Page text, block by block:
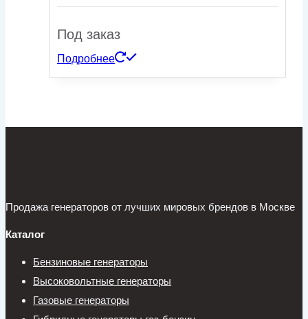
Под заказ
Подробнее
Продажа генераторов от лучших мировых брендов в Москве
Каталог
Бензиновые генераторы
Высоковольтные генераторы
Газовые генераторы